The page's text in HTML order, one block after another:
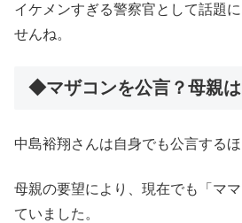
イケメンすぎる警察官として話題
せんね。
◆マザコンを公言？母親
中島裕翔さんは自身でも公言するほ
母親の要望により、現在でも「マ
ていました。